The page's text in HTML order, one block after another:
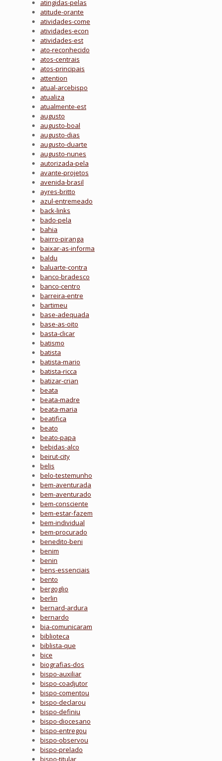
atingidas-pelas
atitude-orante
atividades-come
atividades-econ
atividades-est
ato-reconhecido
atos-centrais
atos-principais
attention
atual-arcebispo
atualiza
atualmente-est
augusto
augusto-boal
augusto-dias
augusto-duarte
augusto-nunes
autorizada-pela
avante-projetos
avenida-brasil
ayres-britto
azul-entremeado
back-links
bado-pela
bahia
bairro-piranga
baixar-as-informa
baldu
baluarte-contra
banco-bradesco
banco-centro
barreira-entre
bartimeu
base-adequada
base-as-oito
basta-clicar
batismo
batista
batista-mario
batista-ricca
batizar-crian
beata
beata-madre
beata-maria
beatifica
beato
beato-papa
bebidas-alco
beirut-city
belis
belo-testemunho
bem-aventurada
bem-aventurado
bem-consciente
bem-estar-fazem
bem-individual
bem-procurado
benedito-beni
benim
benin
bens-essenciais
bento
bergoglio
berlin
bernard-ardura
bernardo
bia-comunicaram
biblioteca
biblista-que
bice
biografias-dos
bispo-auxiliar
bispo-coadjutor
bispo-comentou
bispo-declarou
bispo-definiu
bispo-diocesano
bispo-entregou
bispo-observou
bispo-prelado
bispo-titular